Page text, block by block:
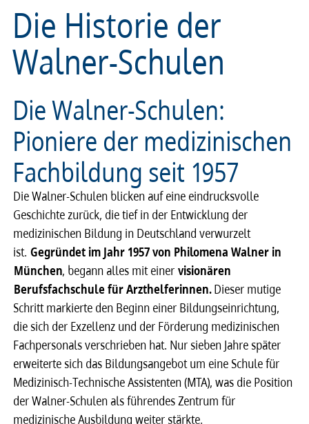
Die Historie der
Walner-Schulen
Die Walner-Schulen:
Pioniere der medizinischen
Fachbildung seit 1957
Die Walner-Schulen blicken auf eine eindrucksvolle
Geschichte zurück, die tief in der Entwicklung der
medizinischen Bildung in Deutschland verwurzelt
ist. Gegründet im Jahr 1957 von Philomena Walner in
München, begann alles mit einer visionären
Berufsfachschule für Arzthelferinnen.Dieser mutige
Schritt markierte den Beginn einer Bildungseinrichtung,
die sich der Exzellenz und der Förderung medizinischen
Fachpersonals verschrieben hat. Nur sieben Jahre später
erweiterte sich das Bildungsangebot um eine Schule für
Medizinisch-Technische Assistenten (MTA), was die Position
der Walner-Schulen als führendes Zentrum für
medizinische Ausbildung weiter stärkte.